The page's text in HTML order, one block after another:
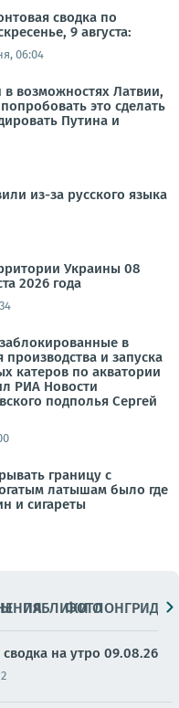
сводка по
9 августа:
06:04
возможностях Латвии,
это сделать
Путина и
из-за русского языка
Украины 08
2026 года
в
и запуска
катеров по акватории
РИА Новости
подполья Сергей
границу с
латышам было где
и сигареты
ПАБЛИКИ
ФОТОЛОНГРИДЫ
на утро 09.08.26